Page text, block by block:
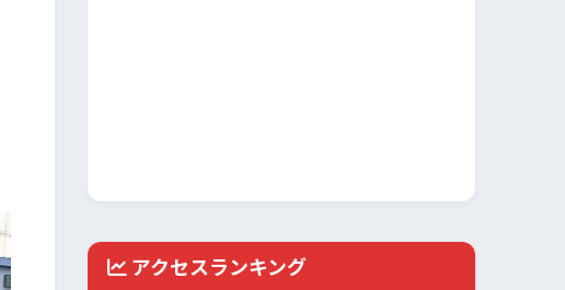
アクセスランキング